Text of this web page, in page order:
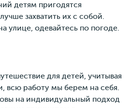
детям пригодятся
захватить их с собой.
улице, одевайтесь по погоде.
для детей, учитывая
всю работу мы берем на себя.
на индивидуальный подход